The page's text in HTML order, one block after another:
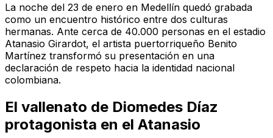
La noche del 23 de enero en Medellín quedó grabada
como un encuentro histórico entre dos culturas
hermanas. Ante cerca de 40.000 personas en el estadio
Atanasio Girardot, el artista puertorriqueño Benito
Martínez transformó su presentación en una
declaración de respeto hacia la identidad nacional
colombiana.
El vallenato de Diomedes Díaz
protagonista en el Atanasio